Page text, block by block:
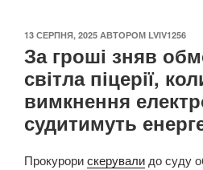
ОПУБЛІКОВАНО
13 СЕРПНЯ, 2025 АВТОРОМ LVIV1256
За гроші зняв
світла піцерії,
вимкнення
судитимуть
Прокурорискерувалидо суду